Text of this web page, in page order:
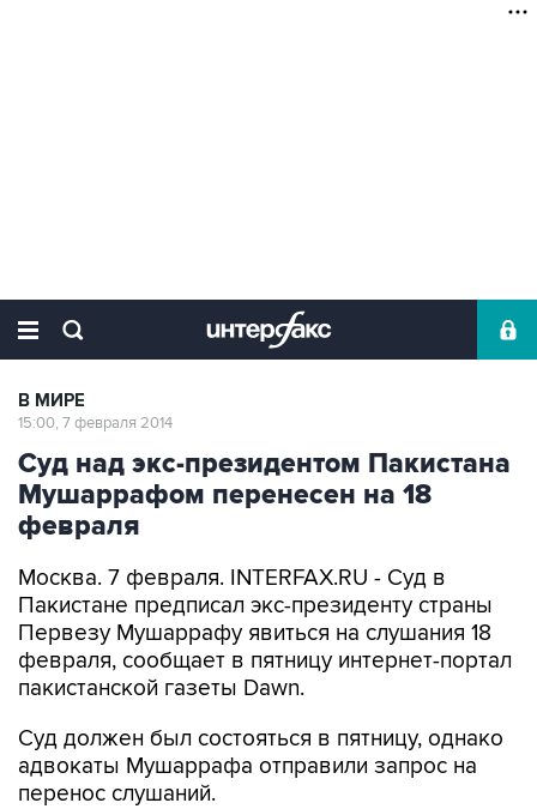
В МИРЕ
15:00, 7 февраля 2014
Суд над экс-президентом Пакистана
Мушаррафом перенесен на 18
февраля
Москва. 7 февраля. INTERFAX.RU - Суд в
Пакистане предписал экс-президенту страны
Первезу Мушаррафу явиться на слушания 18
февраля, сообщает в пятницу интернет-портал
пакистанской газеты Dawn.
Суд должен был состояться в пятницу, однако
адвокаты Мушаррафа отправили запрос на
перенос слушаний.